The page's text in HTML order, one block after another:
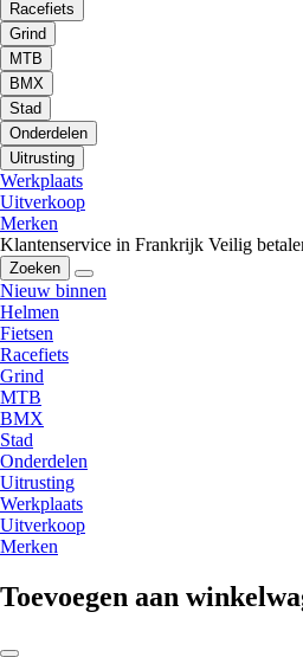
Racefiets
Grind
MTB
BMX
Stad
Onderdelen
Uitrusting
Werkplaats
Uitverkoop
Merken
Klantenservice in Frankrijk Veilig
Zoeken
Nieuw binnen
Helmen
Fietsen
Racefiets
Grind
MTB
BMX
Stad
Onderdelen
Uitrusting
Werkplaats
Uitverkoop
Merken
Toevoegen aan